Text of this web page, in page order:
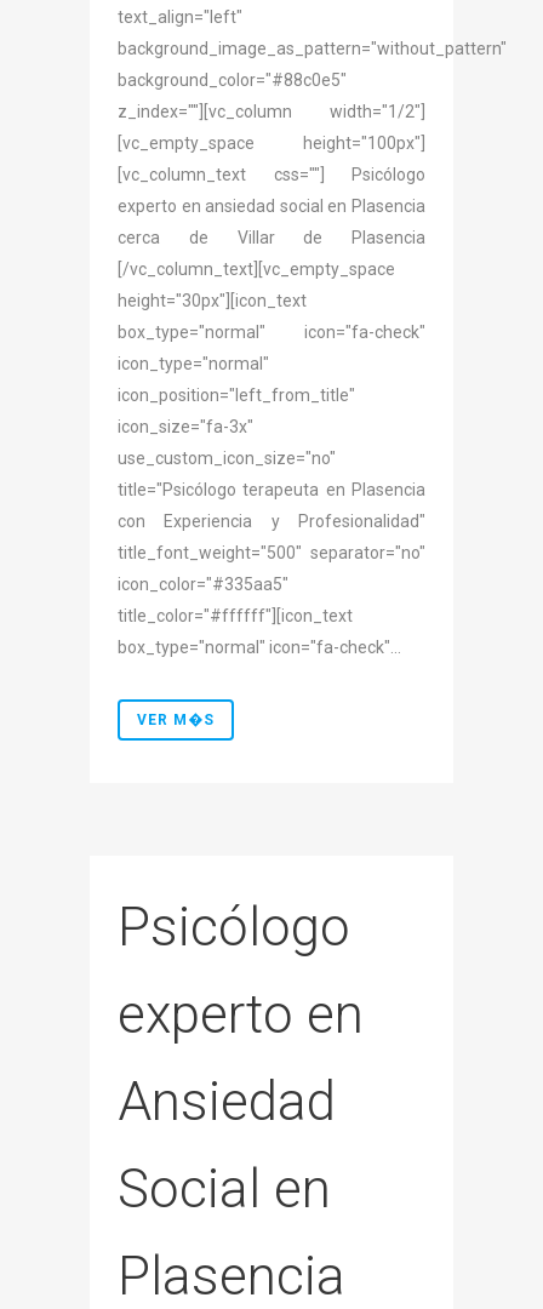
text_align="left"
background_image_as_pattern="without_pattern"
background_color="#88c0e5"
z_index=""][vc_column width="1/2"]
[vc_empty_space height="100px"]
[vc_column_text css=""] Psicólogo
experto en ansiedad social en Plasencia
cerca de Villar de Plasencia
[/vc_column_text][vc_empty_space
height="30px"][icon_text
box_type="normal" icon="fa-check"
icon_type="normal"
icon_position="left_from_title"
icon_size="fa-3x"
use_custom_icon_size="no"
title="Psicólogo terapeuta en Plasencia
con Experiencia y Profesionalidad"
title_font_weight="500" separator="no"
icon_color="#335aa5"
title_color="#ffffff"][icon_text
box_type="normal" icon="fa-check"...
VER M�S
Psicólogo
experto en
Ansiedad
Social en
Plasencia